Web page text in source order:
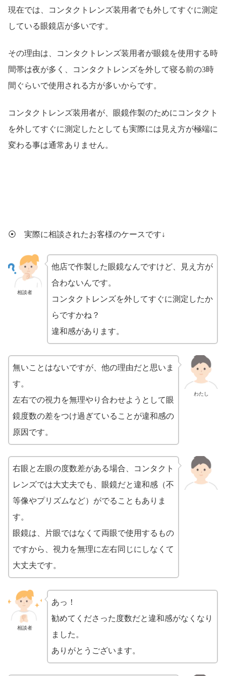
現在では、コンタクトレンズ装用者でも外してすぐに測定
している眼鏡店が多いです。
その理由は、コンタクトレンズ装用者が眼鏡を使用する時
間帯は夜が多く、コンタクトレンズを外して寝る前の3時
間ぐらいで使用される方が多いからです。
コンタクトレンズ装用者が、眼鏡作製のためにコンタクト
を外してすぐに測定したとしても実際には見え方が極端に
変わる事は通常ありません。
⦿ 実際に相談されたお客様のケースです↓
相談者
他店で作製した眼鏡なんですけど、見え方が
合わないんです。
コンタクトレンズを外してすぐに測定したか
らですかね？
違和感があります。
わたし
無いことはないですが、他の理由だと思いま
す。
左右での視力を無理やり合わせようとして眼
鏡度数の差をつけ過ぎていることが違和感の
原因です。
右眼と左眼の度数差がある場合、コンタクト
レンズでは大丈夫でも、眼鏡だと違和感（不
等像やプリズムなど）がでることもありま
す。
眼鏡は、片眼ではなくて両眼で使用するもの
ですから、視力を無理に左右同じにしなくて
大丈夫です。
相談者
あっ！
勧めてくださった度数だと違和感がなくなり
ました。
ありがとうございます。